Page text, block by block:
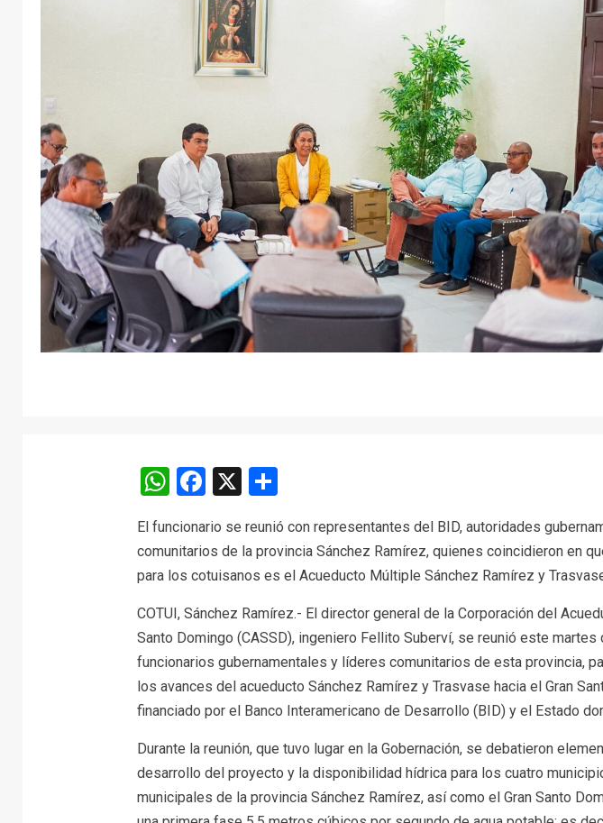
WhatsApp
Facebook
X Compartir
El funcionario se reunió con representantes del BID, autoridades
comunitarios de la provincia Sánchez Ramírez, quienes coincidieron en
para los cotuisanos es el Acueducto Múltiple Sánchez Ramírez y
COTUI, Sánchez Ramírez.- El director general de la Corporación del
Santo Domingo (CASSD), ingeniero Fellito Suberví, se reunió este martes
funcionarios gubernamentales y líderes comunitarios de esta provincia,
los avances del acueducto Sánchez Ramírez y Trasvase hacia el Gran
financiado por el Banco Interamericano de Desarrollo (BID) y el Estado
Durante la reunión, que tuvo lugar en la Gobernación, se debatieron
desarrollo del proyecto y la disponibilidad hídrica para los cuatro
municipales de la provincia Sánchez Ramírez, así como el Gran Santo